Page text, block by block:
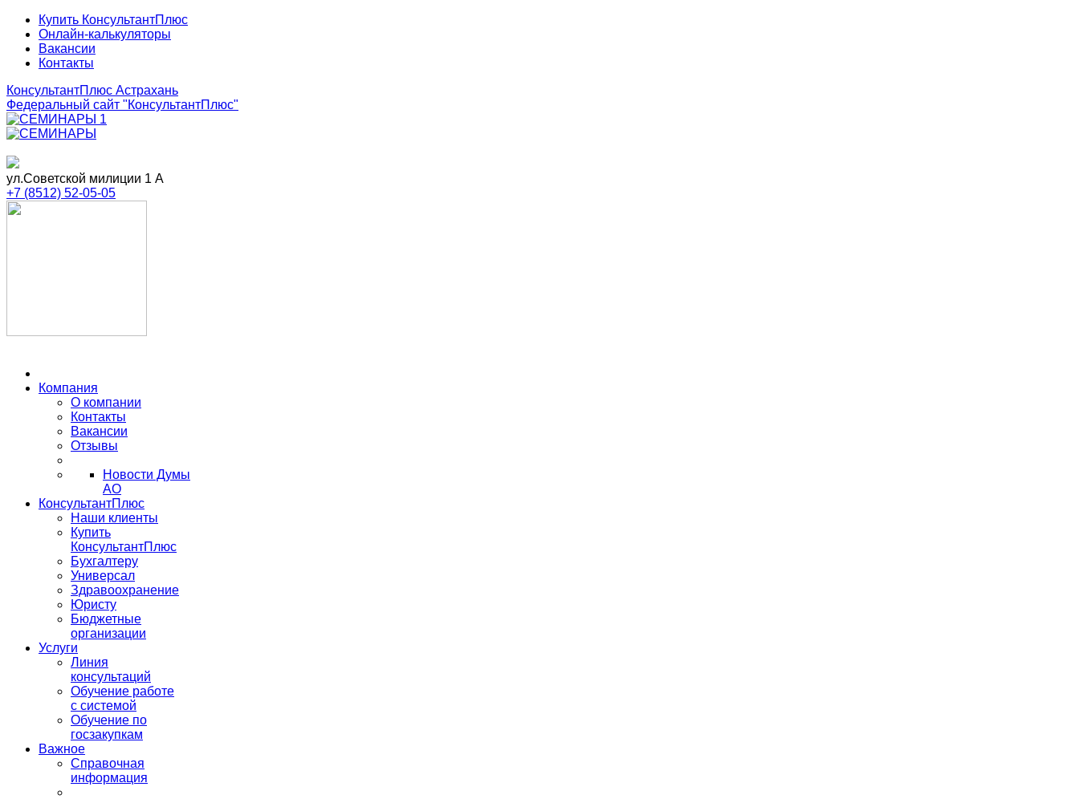
Купить КонсультантПлюс
Онлайн-калькуляторы
Вакансии
Контакты
КонсультантПлюс Астрахань
Федеральный сайт "КонсультантПлюс"
ул.Советской милиции 1 А
+7 (8512) 52-05-05
Компания
О компании
Контакты
Вакансии
Отзывы
Новости Думы
АО
КонсультантПлюс
Наши клиенты
Купить
КонсультантПлюс
Бухгалтеру
Универсал
Здравоохранение
Юристу
Бюджетные
организации
Услуги
Линия
консультаций
Обучение работе
с системой
Обучение по
госзакупкам
Важное
Справочная
информация